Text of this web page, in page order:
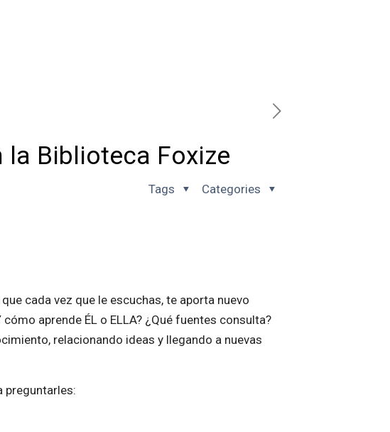
la Biblioteca Foxize
Categories
Tags
cada vez que le escuchas, te aporta nuevo
aprende ÉL o ELLA? ¿Qué fuentes consulta?
relacionando ideas y llegando a nuevas
preguntarles: